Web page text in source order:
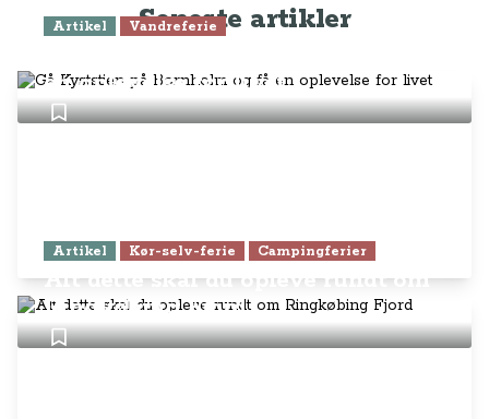
Seneste artikler
Artikel Vandreferie
en oplevelse for livet
Artikel Kør-selv-ferie Campingferier
Alt dette skal du opleve rundt om
Ringkøbing Fjord